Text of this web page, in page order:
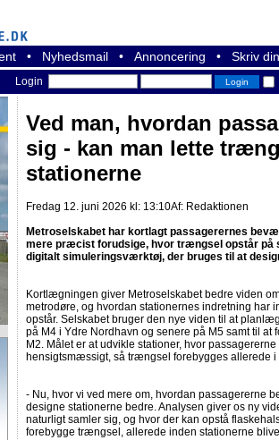
• Nyhedsmail • Annoncering • Skriv
Login
Ved man, hvordan
sig - kan man lette
stationerne
Fredag 12. juni 2026 kl: 13:10Af: Redaktionen
Metroselskabet har kortlagt passagerernes
mere præcist forudsige, hvor trængsel opstår på
digitalt simuleringsværktøj, der bruges til at
Kortlægningen giver Metroselskabet bedre viden
metrodøre, og hvordan stationernes indretning har
opstår. Selskabet bruger den nye viden til at
på M4 i Ydre Nordhavn og senere på M5 samt til at
M2. Målet er at udvikle stationer, hvor
hensigtsmæssigt, så trængsel forebygges allerede i
- Nu, hvor vi ved mere om, hvordan passagererne
designe stationerne bedre. Analysen giver os ny
naturligt samler sig, og hvor der kan opstå
forebygge trængsel, allerede inden stationerne